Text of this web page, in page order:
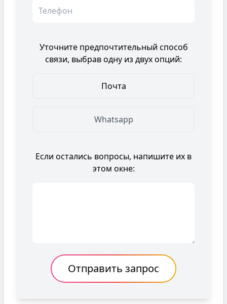
Уточните предпочтительный способ
связи, выбрав одну из двух опций:
Почта
Whatsapp
Если остались вопросы, напишите их в
этом окне:
Отправить запрос